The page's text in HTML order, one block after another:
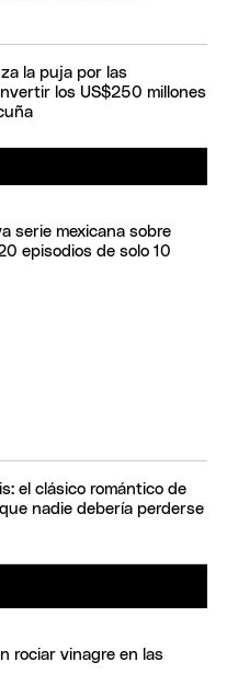
la puja por las
los US$250 millones
serie mexicana sobre
episodios de solo 10
el clásico romántico de
nadie debería perderse
rociar vinagre en las